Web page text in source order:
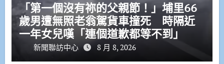
「第一個沒有祢的父親節！」埔里66
歲男遭無照老翁駕貨車撞死 時隔近
一年女兒嘆「連個道歉都等不到」
新聞聯訪中心 8 月 8, 2026